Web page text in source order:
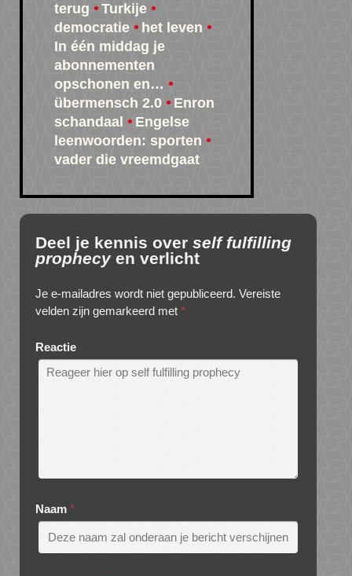
terug
Turkije
democratie
het leven
In één middag je
abonnementen
opschonen en…
übermensch 2.0
Enron
schandaal
Engelse
leenwoorden: sporten
vader die vreemdgaat
Deel je kennis over self fulfilling
prophecyen verlicht
Je e-mailadres wordt niet gepubliceerd. Vereiste
velden zijn gemarkeerd met *
Reactie
Naam *